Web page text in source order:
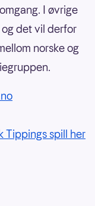
I øvrige
det vil derfor
norske og
Tippings spill her